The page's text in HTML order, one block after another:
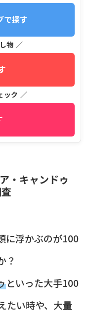
で探す
物 ／
ック ／
・キャンドゥ
に浮かぶのが100
？
といった大手100
たい時や、大量